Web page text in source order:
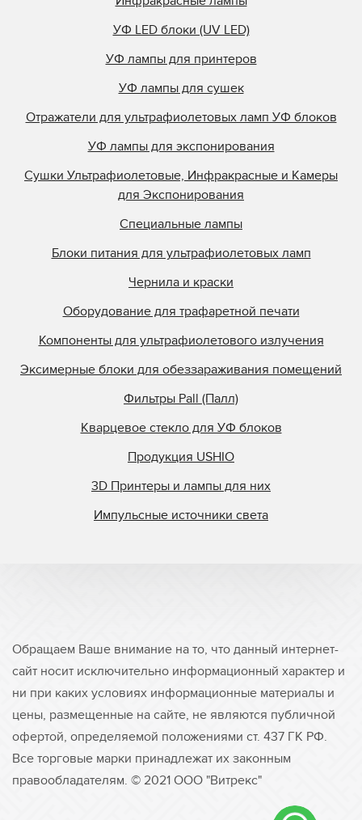
УФ LED блоки (UV LED)
УФ лампы для принтеров
УФ лампы для сушек
Отражатели для ультрафиолетовых ламп УФ блоков
УФ лампы для экспонирования
Сушки Ультрафиолетовые, Инфракрасные и Камеры
для Экспонирования
Специальные лампы
Блоки питания для ультрафиолетовых ламп
Чернила и краски
Оборудование для трафаретной печати
Компоненты для ультрафиолетового излучения
Эксимерные блоки для обеззараживания помещений
Фильтры Pall (Палл)
Кварцевое стекло для УФ блоков
Продукция USHIO
3D Принтеры и лампы для них
Импульсные источники света
Обращаем Ваше внимание на то, что данный интернет-
сайт носит исключительно информационный характер и
ни при каких условиях информационные материалы и
цены, размещенные на сайте, не являются публичной
офертой, определяемой положениями ст. 437 ГК РФ.
Все торговые марки принадлежат их законным
правообладателям. © 2021 ООО "Витрекс"